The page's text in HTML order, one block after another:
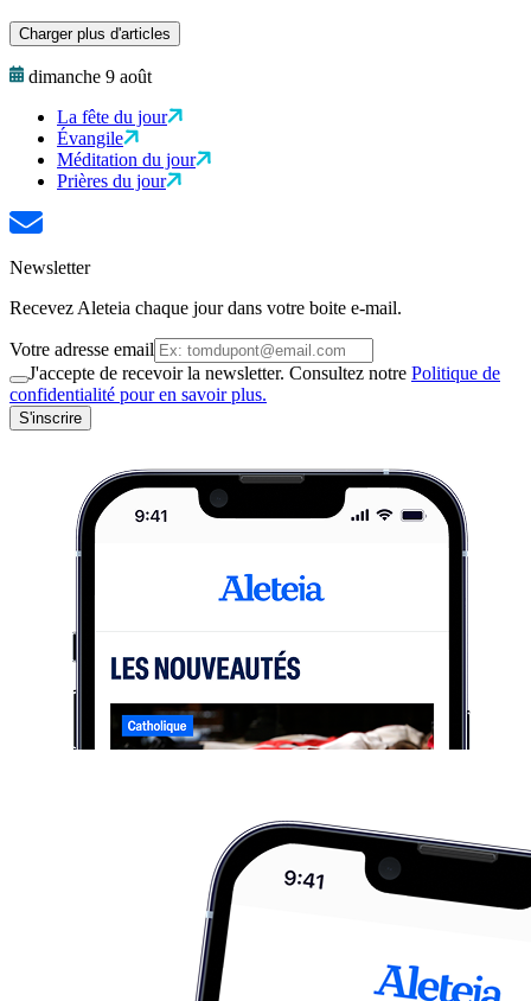
Charger plus d'articles
dimanche 9 août
La fête du jour
Évangile
Méditation du jour
Prières du jour
Newsletter
Recevez Aleteia chaque jour dans votre boite e-mail.
Votre adresse email
J'accepte de recevoir la newsletter. Consultez notre Politique de
confidentialité pour en savoir plus.
S'inscrire